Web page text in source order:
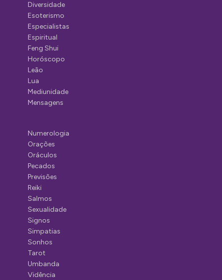
Diversidade
Esoterismo
Especialistas
Espiritual
Feng Shui
Horóscopo
Leão
Lua
Mediunidade
Mensagens
Numerologia
Orações
Oráculos
Pecados
Previsões
Reiki
Salmos
Sexualidade
Signos
Simpatias
Sonhos
Tarot
Umbanda
Vidência